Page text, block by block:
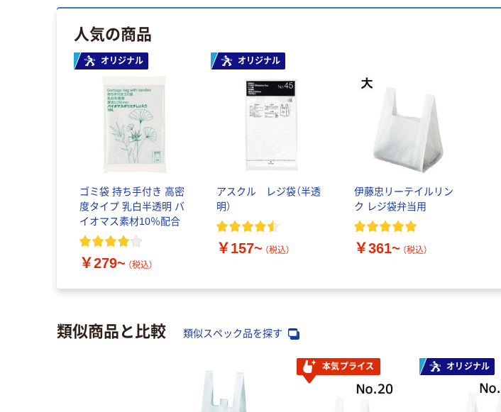
人気の商品
オリジナル
ゴミ袋 持ち手付き 高密
度タイプ 乳白半透明 バ
イオマス素材10％配合
￥279~ （税込）
オリジナル
アスクル レジ袋（半透
明）
￥157~ （税込）
伊藤忠リーテイルリン
ク レジ袋弁当用
￥361~ （税込）
類似商品と比較 類似スペック品を探す
本気プライス オリジナル